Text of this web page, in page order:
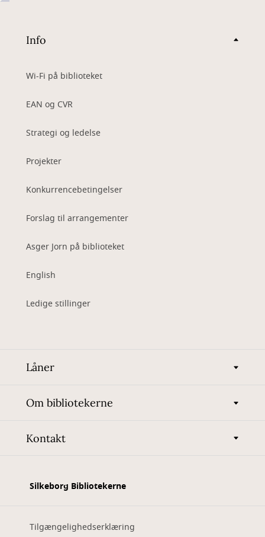
Info
Wi-Fi på biblioteket
EAN og CVR
Strategi og ledelse
Projekter
Konkurrencebetingelser
Forslag til arrangementer
Asger Jorn på biblioteket
English
Ledige stillinger
Låner
Om bibliotekerne
Kontakt
Silkeborg Bibliotekerne
Tilgængelighedserklæring